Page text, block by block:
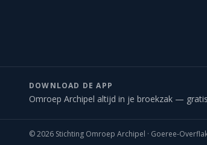
DOWNLOAD DE APP
Omroep Archipel altijd in je broekzak —
©2026 Stichting Omroep Archipel · Goeree-